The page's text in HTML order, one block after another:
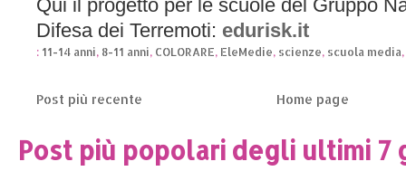
Qui il progetto per le scuole del Gruppo
Difesa dei Terremoti: edurisk.it
: 11-14 anni, 8-11 anni, COLORARE, EleMedie, scienze, scuola media,
Post più recente Home page
Post più popolari degli ultimi 7